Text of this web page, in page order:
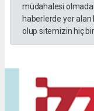
müdahalesi
haberlerde yer
olup sitemizin hiç